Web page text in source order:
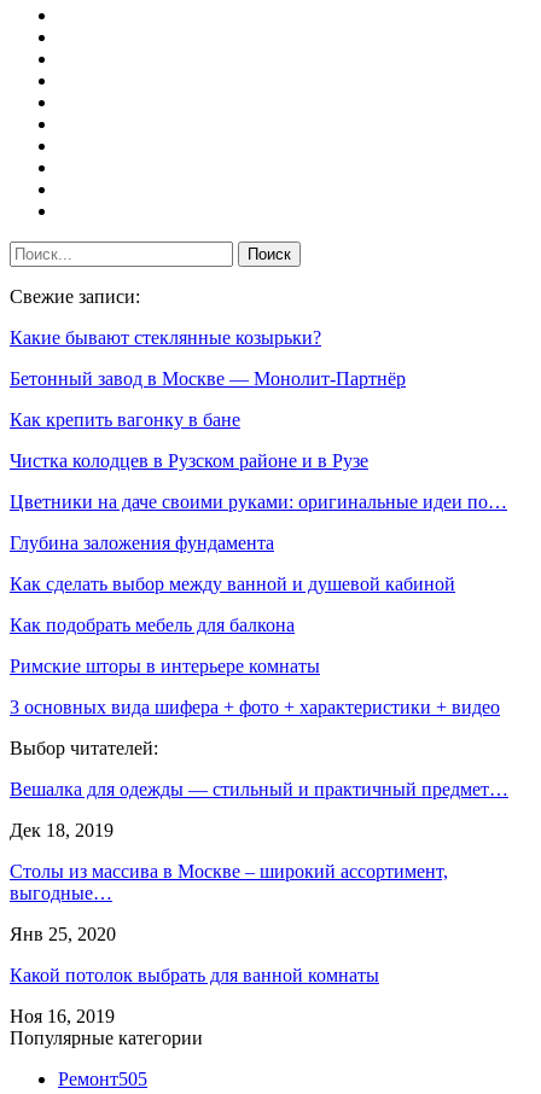
Свежие записи:
Какие бывают стеклянные козырьки?
Бетонный завод в Москве — Монолит-Партнёр
Как крепить вагонку в бане
Чистка колодцев в Рузском районе и в Рузе
Цветники на даче своими руками: оригинальные идеи по…
Глубина заложения фундамента
Как сделать выбор между ванной и душевой кабиной
Как подобрать мебель для балкона
Римские шторы в интерьере комнаты
3 основных вида шифера + фото + характеристики + видео
Выбор читателей:
Вешалка для одежды — стильный и практичный предмет…
Дек 18, 2019
Столы из массива в Москве – широкий ассортимент,
выгодные…
Янв 25, 2020
Какой потолок выбрать для ванной комнаты
Ноя 16, 2019
Популярные категории
Ремонт505